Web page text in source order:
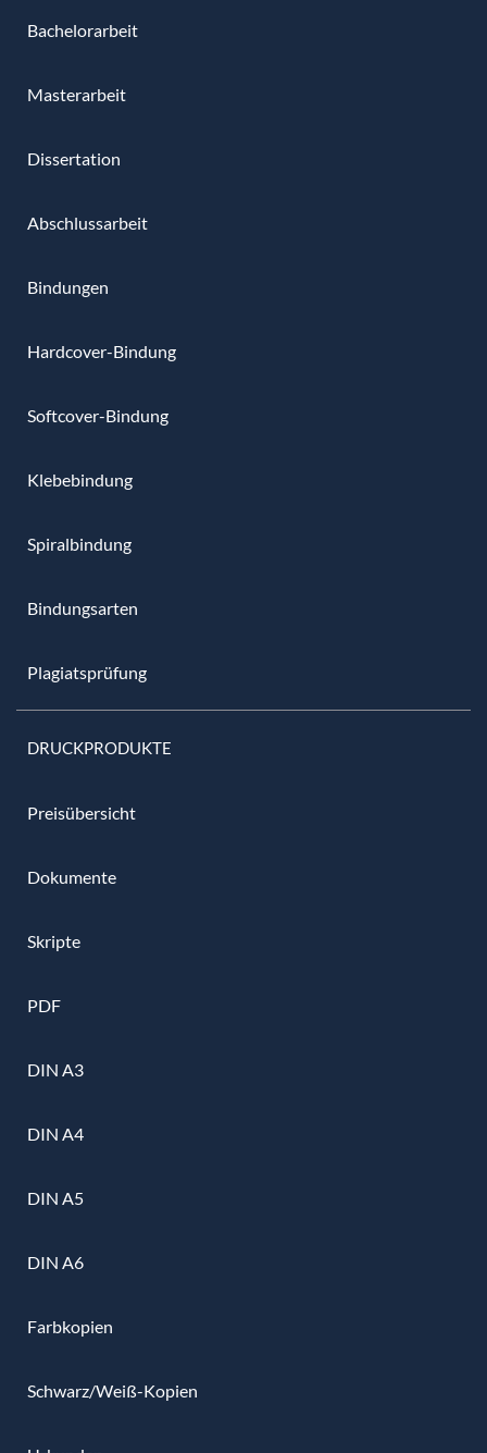
Bachelorarbeit
Masterarbeit
Dissertation
Abschlussarbeit
Bindungen
Hardcover-Bindung
Softcover-Bindung
Klebebindung
Spiralbindung
Bindungsarten
Plagiatsprüfung
DRUCKPRODUKTE
Preisübersicht
Dokumente
Skripte
PDF
DIN A3
DIN A4
DIN A5
DIN A6
Farbkopien
Schwarz/Weiß-Kopien